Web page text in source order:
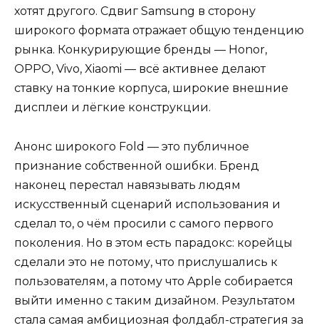
хотят другого. Сдвиг Samsung в сторону
широкого формата отражает общую тенденцию
рынка. Конкурирующие бренды — Honor,
OPPO, Vivo, Xiaomi — всё активнее делают
ставку на тонкие корпуса, широкие внешние
дисплеи и лёгкие конструкции.
Анонс широкого Fold — это публичное
признание собственной ошибки. Бренд
наконец перестал навязывать людям
искусственный сценарий использования и
сделал то, о чём просили с самого первого
поколения. Но в этом есть парадокс: корейцы
сделали это не потому, что прислушались к
пользователям, а потому что Apple собирается
выйти именно с таким дизайном. Результатом
стала самая амбициозная фолдабл-стратегия за